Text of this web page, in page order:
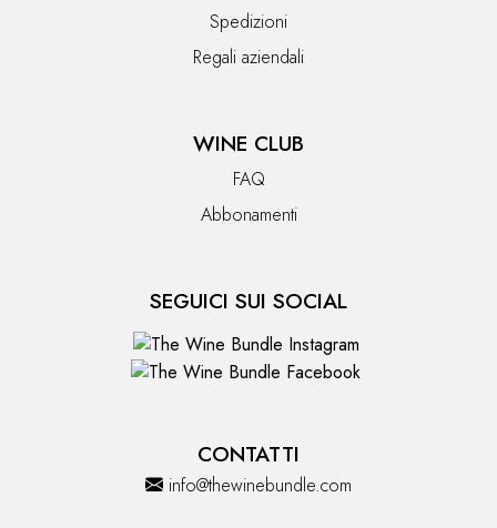
Spedizioni
Regali aziendali
WINE CLUB
FAQ
Abbonamenti
SEGUICI SUI SOCIAL
CONTATTI
info@thewinebundle.com